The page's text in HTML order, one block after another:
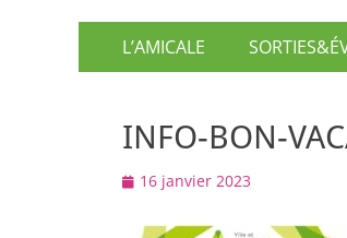
Menu
principal
L’AMICALE
INFO-BON-
Posted
16 janvier 2023